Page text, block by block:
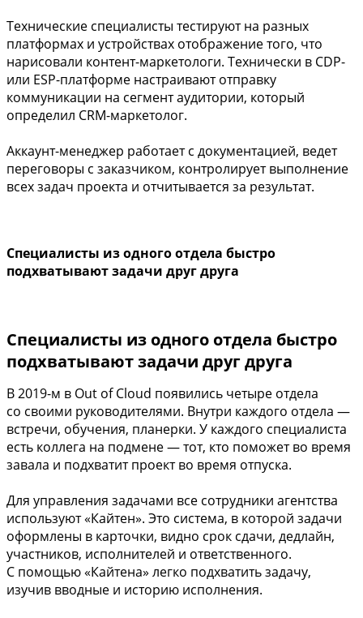
Технические специалисты тестируют на разных
платформах и устройствах отображение того, что
нарисовали контент-маркетологи. Технически в CDP-
или ESP-платформе настраивают отправку
коммуникации на сегмент аудитории, который
определил CRM-маркетолог.
Аккаунт-менеджер работает с документацией, ведет
переговоры с заказчиком, контролирует выполнение
всех задач проекта и отчитывается за результат.
Специалисты из одного отдела быстро
подхватывают задачи друг друга
Специалисты из одного отдела быстро
подхватывают задачи друг друга
В 2019-м в Out of Cloud появились четыре отдела
со своими руководителями. Внутри каждого отдела —
встречи, обучения, планерки. У каждого специалиста
есть коллега на подмене — тот, кто поможет во время
завала и подхватит проект во время отпуска.
Для управления задачами все сотрудники агентства
используют «Кайтен». Это система, в которой задачи
оформлены в карточки, видно срок сдачи, дедлайн,
участников, исполнителей и ответственного.
С помощью «Кайтена» легко подхватить задачу,
изучив вводные и историю исполнения.